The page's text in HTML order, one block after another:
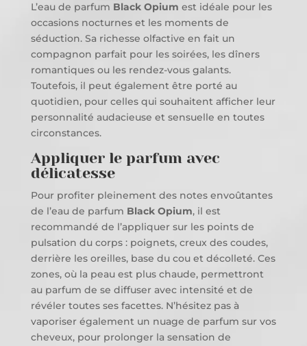
L’eau de parfum Black Opium est idéale pour les
occasions nocturnes et les moments de
séduction. Sa richesse olfactive en fait un
compagnon parfait pour les soirées, les dîners
romantiques ou les rendez-vous galants.
Toutefois, il peut également être porté au
quotidien, pour celles qui souhaitent afficher leur
personnalité audacieuse et sensuelle en toutes
circonstances.
Appliquer le parfum avec
délicatesse
Pour profiter pleinement des notes envoûtantes
de l’eau de parfum Black Opium, il est
recommandé de l’appliquer sur les points de
pulsation du corps : poignets, creux des coudes,
derrière les oreilles, base du cou et décolleté. Ces
zones, où la peau est plus chaude, permettront
au parfum de se diffuser avec intensité et de
révéler toutes ses facettes. N’hésitez pas à
vaporiser également un nuage de parfum sur vos
cheveux, pour prolonger la sensation de